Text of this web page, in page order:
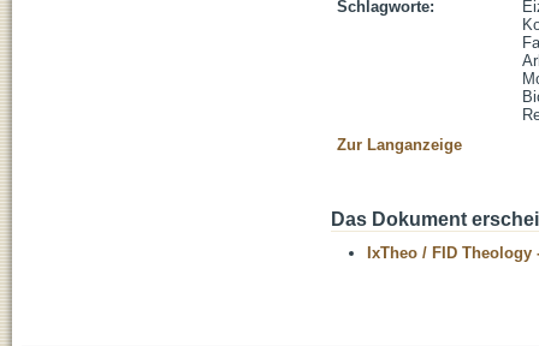
Schlagworte:
Zur Langanzeige
Das Dokument
IxTheo / FID Theology